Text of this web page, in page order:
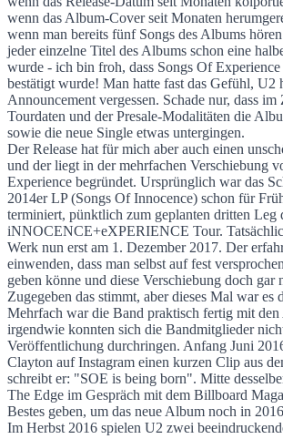
wenn das Album-Cover seit Monaten
wenn man bereits fünf Songs des Albums
jeder einzelne Titel des Albums schon eine
wurde - ich bin froh, dass Songs Of
bestätigt wurde! Man hatte fast das Gefühl, U2
Announcement vergessen. Schade nur, dass im
Tourdaten und der Presale-Modalitäten die
sowie die neue Single etwas untergingen.
Der Release hat für mich aber auch einen
und der liegt in der mehrfachen Verschiebung
Experience begründet. Ursprünglich war das
2014er LP (Songs Of Innocence) schon für
terminiert, pünktlich zum geplanten dritten Leg
iNNOCENCE+eXPERIENCE Tour.
Werk nun erst am 1. Dezember 2017. Der
einwenden, dass man selbst auf fest
geben könne und diese Verschiebung doch gar
Zugegeben das stimmt, aber dieses Mal war es
Mehrfach war die Band praktisch fertig mit
irgendwie konnten sich die Bandmitglieder
Veröffentlichung durchringen. Anfang Juni
Clayton auf Instagram einen kurzen Clip aus
schreibt er: "SOE is being born". Mitte
The Edge im Gespräch mit dem Billboard
Bestes geben, um das neue Album noch in
Im Herbst 2016 spielen U2 zwei